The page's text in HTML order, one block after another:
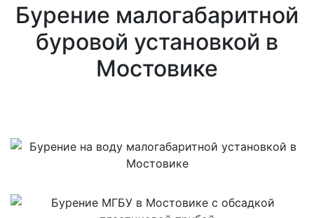
Бурение малогабаритной
буровой установкой в
Мостовике